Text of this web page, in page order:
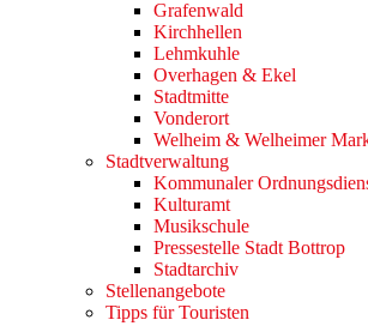
Grafenwald
Kirchhellen
Lehmkuhle
Overhagen & Ekel
Stadtmitte
Vonderort
Welheim & Welheimer
Stadtverwaltung
Kommunaler
Kulturamt
Musikschule
Pressestelle Stadt Bottrop
Stadtarchiv
Stellenangebote
Tipps für Touristen